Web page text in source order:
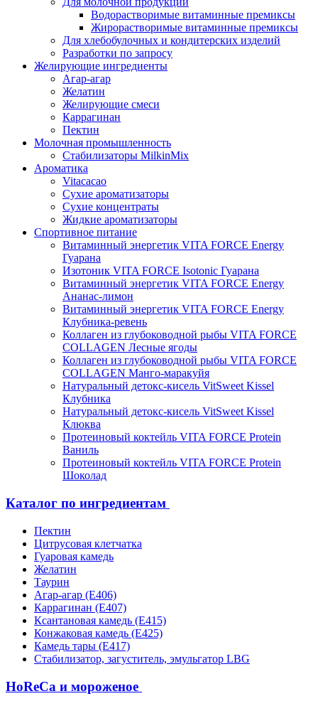
Водорастворимые витаминные премиксы
Жирорастворимые витаминные премиксы
Для хлебобулочных и кондитерских изделий
Разработки по запросу
Желирующие ингредиенты
Агар-агар
Желатин
Желирующие смеси
Каррагинан
Пектин
Молочная промышленность
Стабилизаторы MilkinMix
Ароматика
Vitacacao
Сухие ароматизаторы
Сухие концентраты
Жидкие ароматизаторы
Спортивное питание
Витаминный энергетик VITA FORCE Energy
Гуарана
Изотоник VITA FORCE Isotonic Гуарана
Витаминный энергетик VITA FORCE Energy
Ананас-лимон
Витаминный энергетик VITA FORCE Energy
Клубника-ревень
Коллаген из глубоководной рыбы VITA FORCE
COLLAGEN Лесные ягоды
Коллаген из глубоководной рыбы VITA FORCE
COLLAGEN Манго-маракуйя
Натуральный детокс-кисель VitSweet Kissel
Клубника
Натуральный детокс-кисель VitSweet Kissel
Клюква
Протеиновый коктейль VITA FORCE Protein
Ваниль
Протеиновый коктейль VITA FORCE Protein
Шоколад
Каталог по ингредиентам
Пектин
Цитрусовая клетчатка
Гуаровая камедь
Желатин
Таурин
Агар-агар (Е406)
Каррагинан (Е407)
Ксантановая камедь (Е415)
Конжаковая камедь (Е425)
Камедь тары (Е417)
Стабилизатор, загуститель, эмульгатор LBG
HoReCa и мороженое